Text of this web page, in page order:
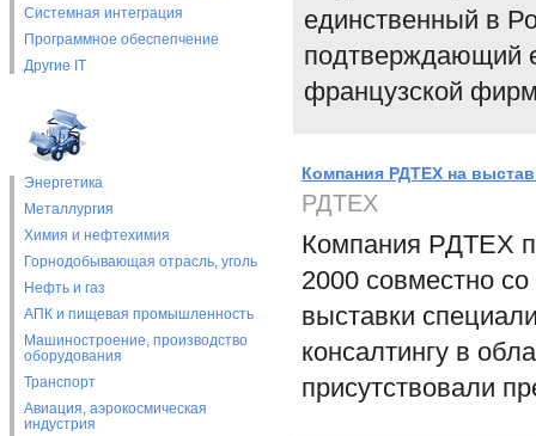
Системная интеграция
Программное обеспепчение
Другие IT
Энергетика
Металлургия
Химия и нефтехимия
Горнодобывающая отрасль, уголь
Нефть и газ
АПК и пищевая промышленность
Машиностроение, производство
оборудования
Транспорт
Авиация, аэрокосмическая
индустрия
единственный в
подтверждающий
французской
Компания РДТЕХ на
РДТЕХ
Компания РДТЕХ
2000 совместно
выставки
консалтингу в
присутствовали